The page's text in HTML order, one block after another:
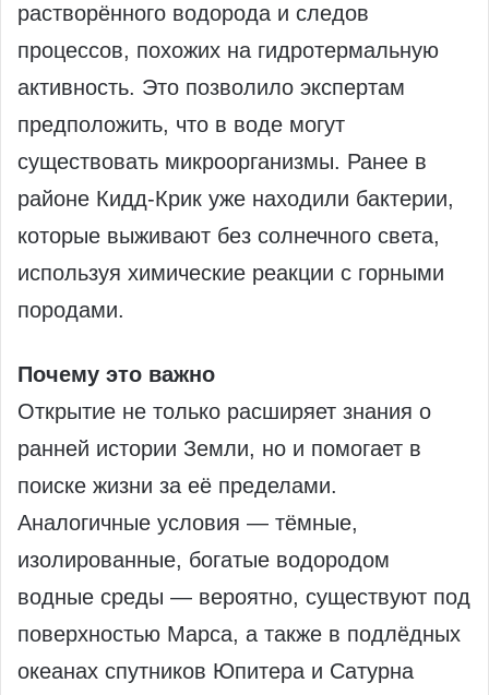
растворённого водорода и следов
процессов, похожих на гидротермальную
активность. Это позволило экспертам
предположить, что в воде могут
существовать микроорганизмы. Ранее в
районе Кидд-Крик уже находили бактерии,
которые выживают без солнечного света,
используя химические реакции с горными
породами.
Почему это важно
Открытие не только расширяет знания о
ранней истории Земли, но и помогает в
поиске жизни за её пределами.
Аналогичные условия — тёмные,
изолированные, богатые водородом
водные среды — вероятно, существуют под
поверхностью Марса, а также в подлёдных
океанах спутников Юпитера и Сатурна